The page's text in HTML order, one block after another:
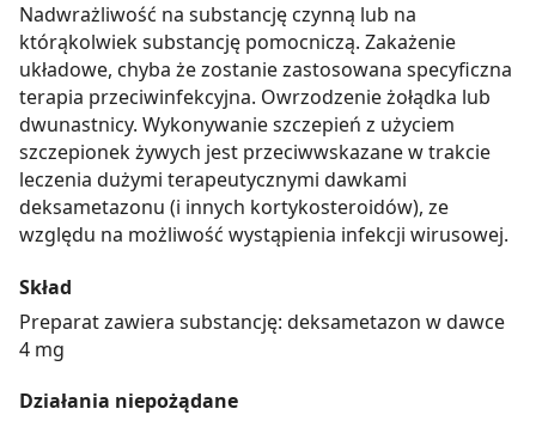
Nadwrażliwość na substancję czynną lub na
którąkolwiek substancję pomocniczą. Zakażenie
układowe, chyba że zostanie zastosowana specyficzna
terapia przeciwinfekcyjna. Owrzodzenie żołądka lub
dwunastnicy. Wykonywanie szczepień z użyciem
szczepionek żywych jest przeciwwskazane w trakcie
leczenia dużymi terapeutycznymi dawkami
deksametazonu (i innych kortykosteroidów), ze
względu na możliwość wystąpienia infekcji wirusowej.
Skład
Preparat zawiera substancję: deksametazon w dawce
4 mg
Działania niepożądane